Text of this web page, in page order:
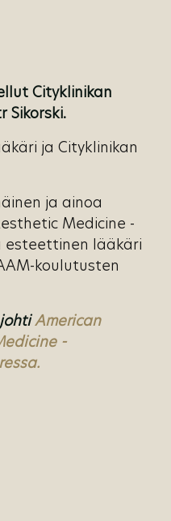
Cityklinikan
Sikorski.
ja Cityklinikan
ja ainoa
Medicine -
esteettinen lääkäri
koulutusten
johtiAmerican
-